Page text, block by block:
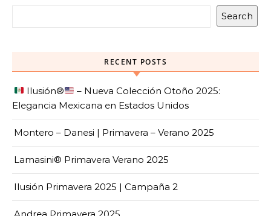
Search
RECENT POSTS
Ilusión®️
– Nueva Colección Otoño 2025:
Elegancia Mexicana en Estados Unidos
Montero – Danesi | Primavera – Verano 2025
Lamasini® Primavera Verano 2025
Ilusión Primavera 2025 | Campaña 2
Andrea Primavera 2025